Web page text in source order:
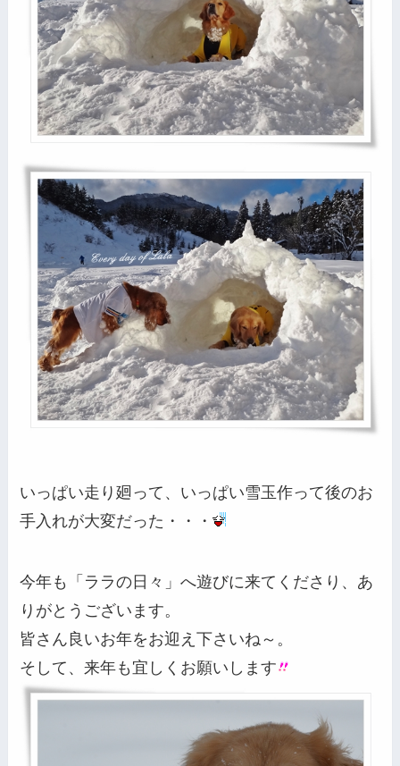
いっぱい走り廻って、いっぱい雪玉作って後のお
手入れが大変だった・・・
今年も「ララの日々」へ遊びに来てくださり、あ
りがとうございます。
皆さん良いお年をお迎え下さいね～。
そして、来年も宜しくお願いします